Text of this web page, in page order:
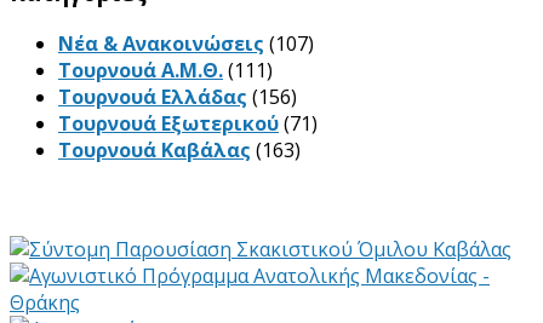
Νέα & Ανακοινώσεις (107)
Τουρνουά Α.Μ.Θ.(111)
Τουρνουά Ελλάδας (156)
Τουρνουά Εξωτερικού(71)
Τουρνουά Καβάλας (163)